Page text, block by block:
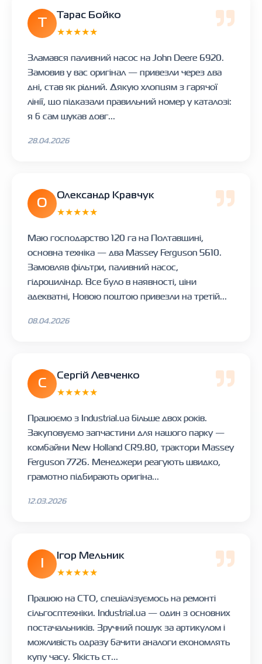
Тарас Бойко
★★★★★
Зламався паливний насос на John Deere 6920.
Замовив у вас оригінал — привезли через два
дні, став як рідний. Дякую хлопцям з гарячої
лінії, що підказали правильний номер у каталозі:
я б сам шукав довг...
28.04.2026
О
Олександр Кравчук
★★★★★
Маю господарство 120 га на Полтавщині,
основна техніка — два Massey Ferguson 5610.
Замовляв фільтри, паливний насос,
гідроциліндр. Все було в наявності, ціни
адекватні, Новою поштою привезли на третій...
08.04.2026
С
Сергій Левченко
★★★★★
Працюємо з Industrial.ua більше двох років.
Закуповуємо запчастини для нашого парку —
комбайни New Holland CR9.80, трактори Massey
Ferguson 7726. Менеджери реагують швидко,
грамотно підбирають оригіна...
12.03.2026
Ігор Мельник
★★★★★
Працюю на СТО, спеціалізуємось на ремонті
сільгосптехніки. Industrial.ua — один з основних
постачальників. Зручний пошук за артикулом і
можливість одразу бачити аналоги економлять
купу часу. Якість ст...